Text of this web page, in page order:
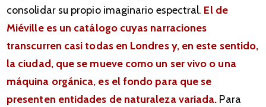
consolidar su propio imaginario espectral. El de
Miéville es un catálogo cuyas narraciones
transcurren casi todas en Londres y, en este sentido,
la ciudad, que se mueve como un ser vivo o una
máquina orgánica, es el fondo para que se
presenten entidades de naturaleza variada. Para